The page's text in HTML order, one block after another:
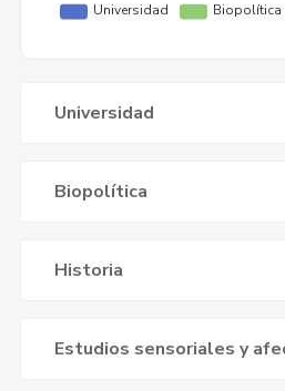
Universidad
Biopolítica
Historia
Estudios sensoriales y